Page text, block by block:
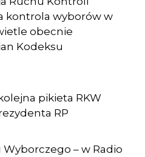
kontrola wyborów w
obecnie
Kodeksu
pikieta RKW
RP
– w Radio